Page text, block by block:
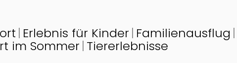
Erlebnis für Kinder Familienausflug
im Sommer Tiererlebnisse